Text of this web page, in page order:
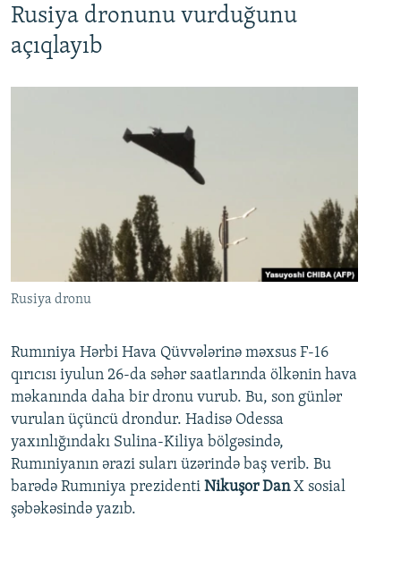
Rusiya dronunu vurduğunu
açıqlayıb
Rusiya dronu
Rumıniya Hərbi Hava Qüvvələrinə məxsus F-16
qırıcısı iyulun 26-da səhər saatlarında ölkənin hava
məkanında daha bir dronu vurub. Bu, son günlər
vurulan üçüncü drondur. Hadisə Odessa
yaxınlığındakı Sulina-Kiliya bölgəsində,
Rumıniyanın ərazi suları üzərində baş verib. Bu
barədə Rumıniya prezidenti Nikuşor DanX sosial
şəbəkəsində yazıb.